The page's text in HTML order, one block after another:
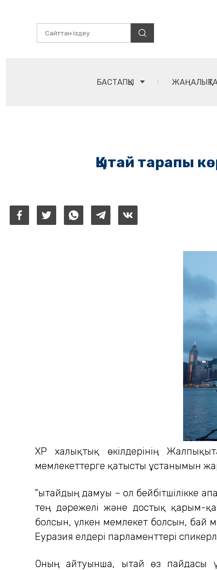
БАСТАПҚЫ
Қытай тарапы
ҚХР халықтық өкілдерінің
мемлекеттерге қатысты ұстанымын
"Қытайдың дамуы – ол бейбітшілікке
тең дәрежелі және достық қарым-
болсын, үлкен мемлекет болсын, бай
Еуразия елдері парламенттері
Оның айтуынша, Қытай өз пайдасы